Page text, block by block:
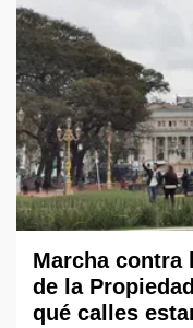
Marcha contra
de la
qué calles